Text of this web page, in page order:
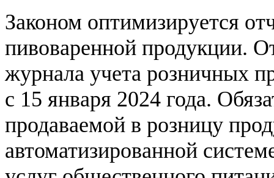
Законом оптимизируется
пивоваренной продукции.
журнала учета розничных
с 15 января 2024 года.
продаваемой в розницу
автоматизированной